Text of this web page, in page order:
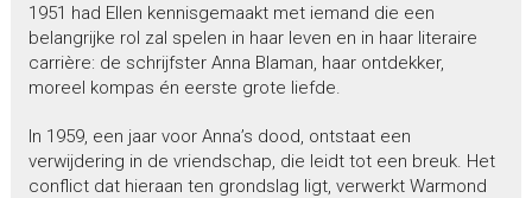
1951 had Ellen kennisgemaakt met iemand die een
belangrijke rol zal spelen in haar leven en in haar literaire
carrière: de schrijfster Anna Blaman, haar ontdekker,
moreel kompas én eerste grote liefde.
In 1959, een jaar voor Anna’s dood, ontstaat een
verwijdering in de vriendschap, die leidt tot een breuk. Het
conflict dat hieraan ten grondslag ligt, verwerkt Warmond